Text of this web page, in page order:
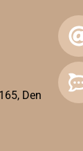
Den